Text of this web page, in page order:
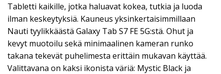
Tabletti kaikille, jotka haluavat kokea, tutkia ja luoda
ilman keskeytyksiä. Kauneus yksinkertaisimmillaan
Nauti tyylikkäästä Galaxy Tab S7 FE 5G:stä. Ohut ja
kevyt muotoilu sekä minimaalinen kameran runko
takana tekevät puhelimesta erittäin mukavan käyttää.
Valittavana on kaksi ikonista väriä: Mystic Black ja